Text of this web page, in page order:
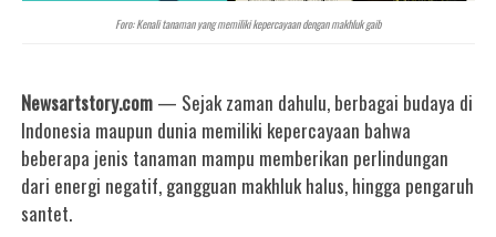
Foro: Kenali tanaman yang memiliki kepercayaan dengan makhluk gaib
Newsartstory.com — Sejak zaman dahulu, berbagai budaya di
Indonesia maupun dunia memiliki kepercayaan bahwa
beberapa jenis tanaman mampu memberikan perlindungan
dari energi negatif, gangguan makhluk halus, hingga pengaruh
santet.